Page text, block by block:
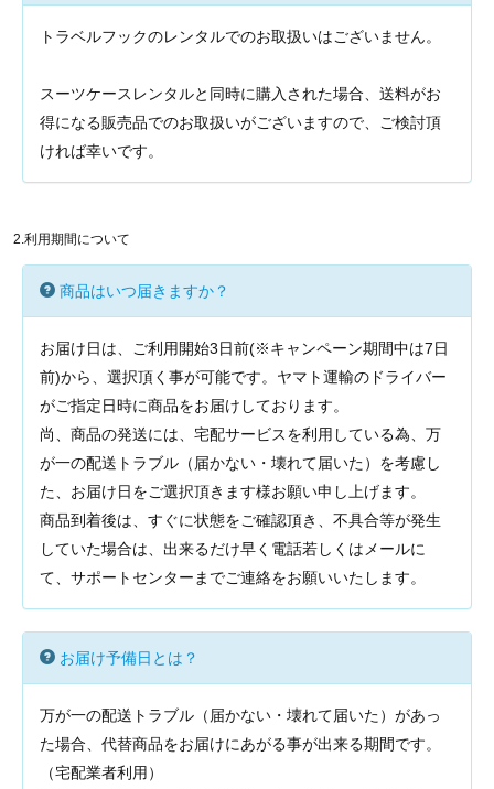
トラベルフックのレンタルでのお取扱いはございません。
スーツケースレンタルと同時に購入された場合、送料がお
得になる販売品でのお取扱いがございますので、ご検討頂
ければ幸いです。
2.利用期間について
商品はいつ届きますか？
お届け日は、ご利用開始3日前(※キャンペーン期間中は7日
前)から、選択頂く事が可能です。ヤマト運輸のドライバー
がご指定日時に商品をお届けしております。
尚、商品の発送には、宅配サービスを利用している為、万
が一の配送トラブル（届かない・壊れて届いた）を考慮し
た、お届け日をご選択頂きます様お願い申し上げます。
商品到着後は、すぐに状態をご確認頂き、不具合等が発生
していた場合は、出来るだけ早く電話若しくはメールに
て、サポートセンターまでご連絡をお願いいたします。
お届け予備日とは？
万が一の配送トラブル（届かない・壊れて届いた）があっ
た場合、代替商品をお届けにあがる事が出来る期間です。
（宅配業者利用）